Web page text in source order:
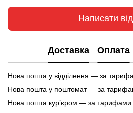
Написати
Доставка Оплата
Нова пошта у відділення — за
Нова пошта у поштомат — за
Нова пошта кур’єром — за тарифами